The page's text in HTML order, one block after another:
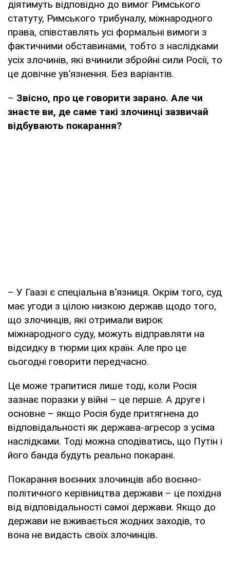
діятимуть відповідно до вимог Римського
статуту, Римського трибуналу, міжнародного
права, співставлять усі формальні вимоги з
фактичними обставинами, тобто з наслідками
усіх злочинів, які вчинили збройні сили Росії, то
це довічне ув’язнення. Без варіантів.
– Звісно, про це говорити зарано. Але чи
знаєте ви, де саме такі злочинці зазвичай
відбувають покарання?
– У Гаазі є спеціальна в’язниця. Окрім того, суд
має угоди з цілою низкою держав щодо того,
що злочинців, які отримали вирок
міжнародного суду, можуть відправляти на
відсидку в тюрми цих країн. Але про це
сьогодні говорити передчасно.
Це може трапитися лише тоді, коли Росія
зазнає поразки у війні – це перше. А друге і
основне – якщо Росія буде притягнена до
відповідальності як держава-агресор з усіма
наслідками. Тоді можна сподіватись, що Путін і
його банда будуть реально покарані.
Покарання воєнних злочинців або воєнно-
політичного керівництва держави – це похідна
від відповідальності самої держави. Якщо до
держави не вживається жодних заходів, то
вона не видасть своїх злочинців.